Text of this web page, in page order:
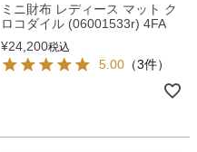
ミニ財布 レディース マット ク
ロコダイル (06001533r) 4FA
¥24,200税込
5.00 （3件）